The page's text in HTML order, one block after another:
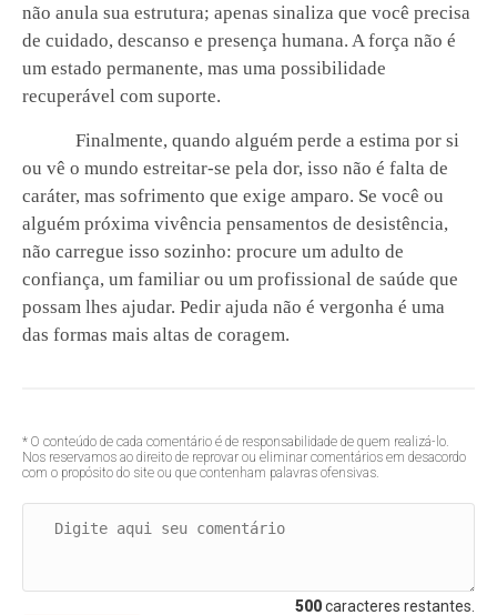
não anula sua estrutura; apenas sinaliza que você precisa
de cuidado, descanso e presença humana. A força não é
um estado permanente, mas uma possibilidade
recuperável com suporte.
Finalmente, quando alguém perde a estima por si
ou vê o mundo estreitar-se pela dor, isso não é falta de
caráter, mas sofrimento que exige amparo. Se você ou
alguém próxima vivência pensamentos de desistência,
não carregue isso sozinho: procure um adulto de
confiança, um familiar ou um profissional de saúde que
possam lhes ajudar. Pedir ajuda não é vergonha é uma
das formas mais altas de coragem.
* O conteúdo de cada comentário é de responsabilidade de quem realizá-lo.
Nos reservamos ao direito de reprovar ou eliminar comentários em desacordo
com o propósito do site ou que contenham palavras ofensivas.
500caracteres restantes.